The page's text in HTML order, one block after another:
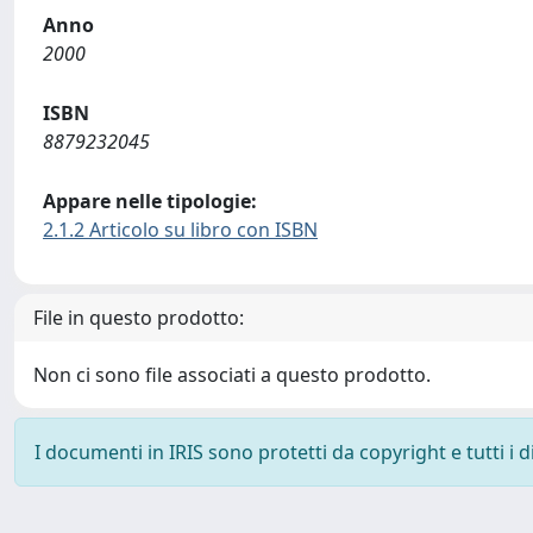
Anno
2000
ISBN
8879232045
Appare nelle tipologie:
2.1.2 Articolo su libro con ISBN
File in questo prodotto:
Non ci sono file associati a questo prodotto.
I documenti in IRIS sono protetti da copyright e tutti i